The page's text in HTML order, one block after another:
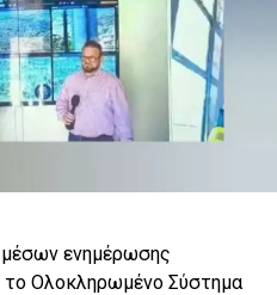
ενημέρωσης
το Ολοκληρωμένο Σύστημα